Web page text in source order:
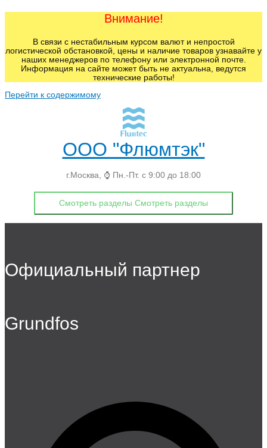
Внимание!
В связи с нестабильным курсом валют и непростой
логистической обстановкой, цены и наличие товаров узнавайте у
наших менеджеров по телефону или электронной почте.
Информация на сайте может быть не актуальна, ведутся
технические работы!
Перейти к содержимому
ООО "Флюмтэк"
г.Москва, ⌚ Пн.-Пт. с 9:00 до 18:00
Смотреть разделы Смотреть разделы
Официальный партнер
Grundfos